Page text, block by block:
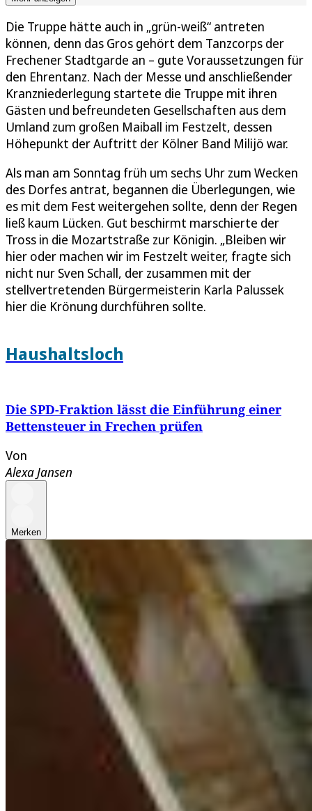
Die Truppe hätte auch in „grün-weiß“ antreten
können, denn das Gros gehört dem Tanzcorps der
Frechener Stadtgarde an – gute Voraussetzungen für
den Ehrentanz. Nach der Messe und anschließender
Kranzniederlegung startete die Truppe mit ihren
Gästen und befreundeten Gesellschaften aus dem
Umland zum großen Maiball im Festzelt, dessen
Höhepunkt der Auftritt der Kölner Band Milijö war.
Als man am Sonntag früh um sechs Uhr zum Wecken
des Dorfes antrat, begannen die Überlegungen, wie
es mit dem Fest weitergehen sollte, denn der Regen
ließ kaum Lücken. Gut beschirmt marschierte der
Tross in die Mozartstraße zur Königin. „Bleiben wir
hier oder machen wir im Festzelt weiter, fragte sich
nicht nur Sven Schall, der zusammen mit der
stellvertretenden Bürgermeisterin Karla Palussek
hier die Krönung durchführen sollte.
Haushaltsloch
Die SPD-Fraktion lässt die Einführung einer
Bettensteuer in Frechen prüfen
Von
Alexa Jansen
Merken